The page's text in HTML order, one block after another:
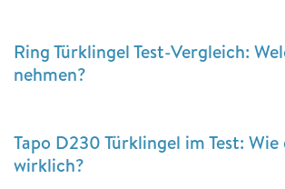
Ring Türklingel Test-Vergleich:
nehmen?
Tapo D230 Türklingel im Test:
wirklich?